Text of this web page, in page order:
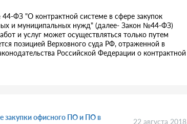
ФЗ "О контрактной системе в сфере закупок
и муниципальных нужд" (далее- Закон №44-ФЗ)
и услуг может осуществляться только путем
позицией Верховного суда РФ, отраженной в
Российской Федерации о контрактной
закупки офисного ПО и ПО в
22 августа 2018